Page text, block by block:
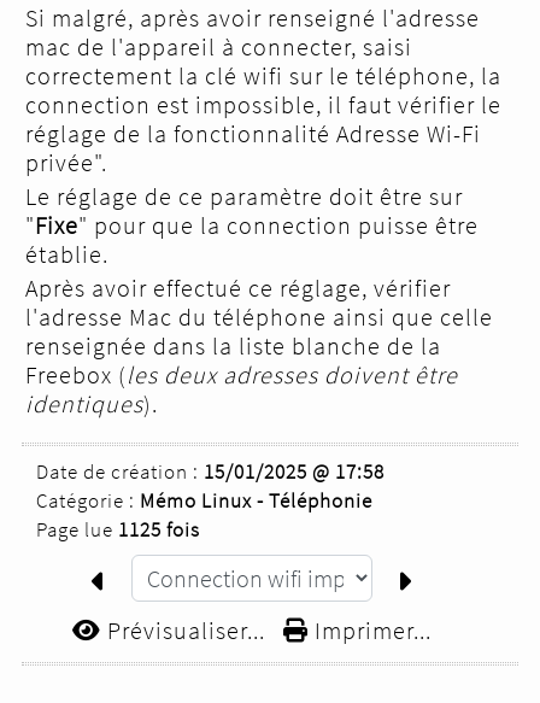
Si malgré, après avoir renseigné l'adresse
mac de l'appareil à connecter, saisi
correctement la clé wifi sur le téléphone, la
connection est impossible, il faut vérifier le
réglage de la fonctionnalité Adresse Wi-Fi
privée".
Le réglage de ce paramètre doit être sur
"Fixe" pour que la connection puisse être
établie.
Après avoir effectué ce réglage, vérifier
l'adresse Mac du téléphone ainsi que celle
renseignée dans la liste blanche de la
Freebox (les deux adresses doivent être
identiques).
Date de création : 15/01/2025 @ 17:58
Catégorie : Mémo Linux - Téléphonie
Page lue 1125 fois
Prévisualiser... Imprimer...